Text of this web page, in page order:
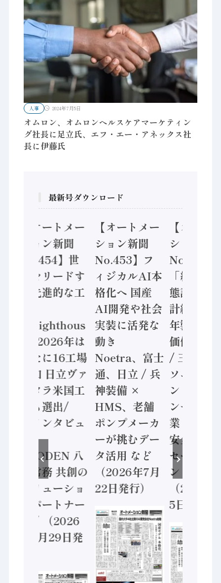
人事 2024年7月5日
オムロン、オムロンヘルスケアマーケティン
グ社長に足立氏、エフ・エー・アネックス社
長に伊藤氏
最新号ダウンロード
【オートメー
ション新聞
No.454】世
界をリードす
る先進的な工
「Lighthous
e」2026年は
新たに16工場
追加 日立ヴァ
ンタラ米国工
場も選出/
【インタビュ
RYODEN 八
道常務 共創の
ソリューショ
ンパートナー
へ / （2026
年7月29日発
【オートメー
ション新聞
No.453】フ
ィジカルAI本
格化へ 国産
AI開発や社会
実装に活発な
動き
Noetra、富士
通、日立 / 兵
神装備 ×
HMS、老舗
ポンプメーカ
ーが挑むデー
タ活用 など
（2026年7月
22日発行）
【オートメー
ション新聞
No.455】
「経済構造実
態調査二次集
計結果」
年製造業 付加
価値額86兆円
/ 三菱電機と
ソニーセミコ
ン AIビジョ
ンセンサで協
業 / IDEC、
安全に動かす
セーフティコ
ントローラ
（2026年8月
5日発行）